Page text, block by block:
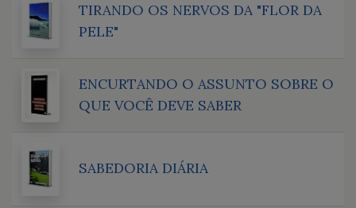
TIRANDO OS NERVOS DA "FLOR DA
PELE"
ENCURTANDO O ASSUNTO SOBRE O
QUE VOCÊ DEVE SABER
SABEDORIA DIÁRIA